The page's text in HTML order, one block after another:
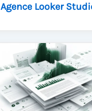
Agence Looker